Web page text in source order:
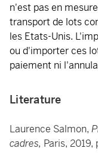
n'est pas en
transport de lots
les Etats-Unis.
ou d'importer ces
paiement ni
Literature
Laurence Salmon,
cadres, Paris, 2019,